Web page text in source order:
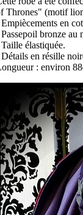
Thrones" (motif
en
bronze au
élastiquée.
en résille
: environ